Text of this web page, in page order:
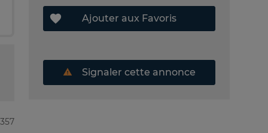
Ajouter aux Favoris
Signaler cette annonce